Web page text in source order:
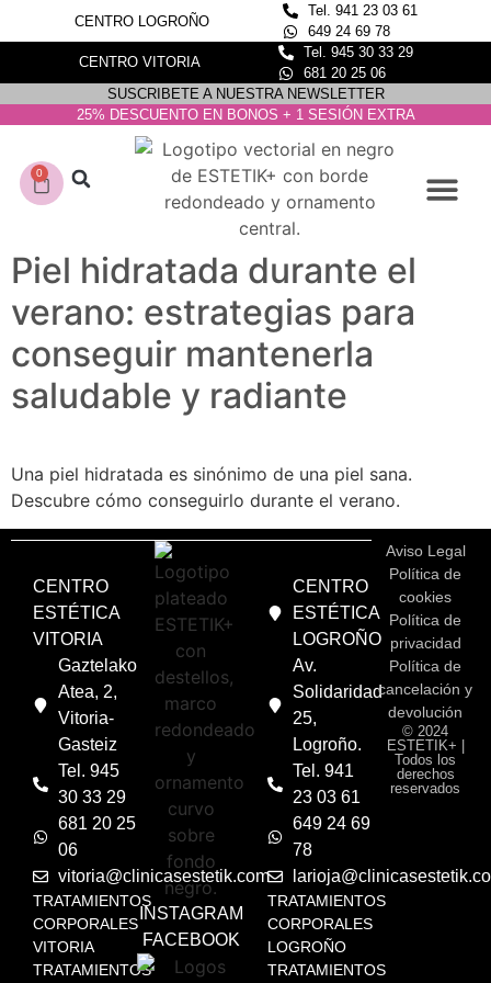
CENTRO LOGROÑO
Tel. 941 23 03 61
649 24 69 78
CENTRO VITORIA
Tel. 945 30 33 29
681 20 25 06
SUSCRIBETE A NUESTRA NEWSLETTER
25% DESCUENTO EN BONOS + 1 SESIÓN EXTRA
0
Piel hidratada durante el
verano: estrategias para
conseguir mantenerla
saludable y radiante
Una piel hidratada es sinónimo de una piel sana.
Descubre cómo conseguirlo durante el verano.
CENTRO
ESTÉTICA
VITORIA
Gaztelako
Atea, 2,
Vitoria-
Gasteiz
Tel. 945
30 33 29
681 20 25
06
vitoria@clinicasestetik.com
TRATAMIENTOS
CORPORALES
VITORIA
TRATAMIENTOS
INSTAGRAM
FACEBOOK
CENTRO
ESTÉTICA
LOGROÑO
Av.
Solidaridad
25,
Logroño.
Tel. 941
23 03 61
649 24 69
78
TRATAMIENTOS
CORPORALES
LOGROÑO
TRATAMIENTOS
Aviso Legal
Política de
cookies
Política de
privacidad
Política de
cancelación y
devolución
© 2024
ESTETIK+ |
Todos los
derechos
reservados